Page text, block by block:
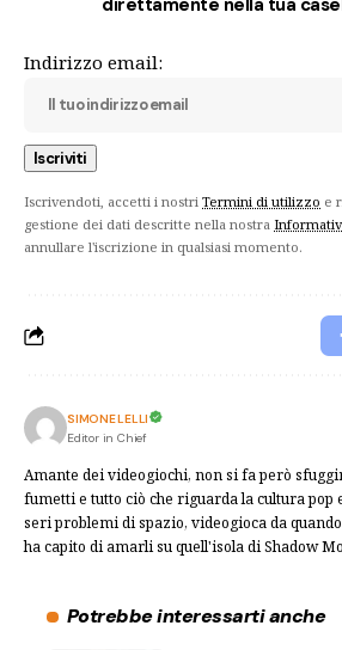
direttamente nella tua
Indirizzo email:
Iscrivendoti, accetti i nostri Termini di utilizzo e
gestione dei dati descritte nella nostra
annullare l'iscrizione in qualsiasi momento.
SIMONE LELLI
Editor in Chief
Amante dei videogiochi, non si fa però
fumetti e tutto ciò che riguarda la cultura pop
seri problemi di spazio, videogioca da
ha capito di amarli su quell'isola di Shadow
Potrebbe interessarti anche